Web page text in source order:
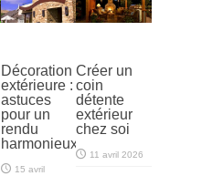
Décoration
extérieure :
astuces
pour un
rendu
harmonieux
15 avril
Créer un
coin
détente
extérieur
chez soi
11 avril 2026